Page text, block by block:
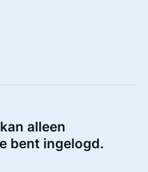
alleen
bent ingelogd.